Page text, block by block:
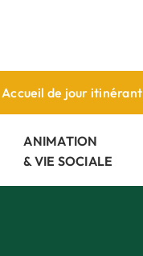
Accueil de jour itinérant
ANIMATION
& VIE SOCIALE